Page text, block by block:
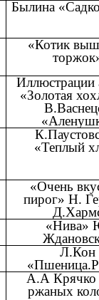
Былина
«Котик
Иллюстрации
«Золотая
«Теплый
«Очень
пирог» Н.
«Нива»
Л.Кон
А.А Крячко
ржаных